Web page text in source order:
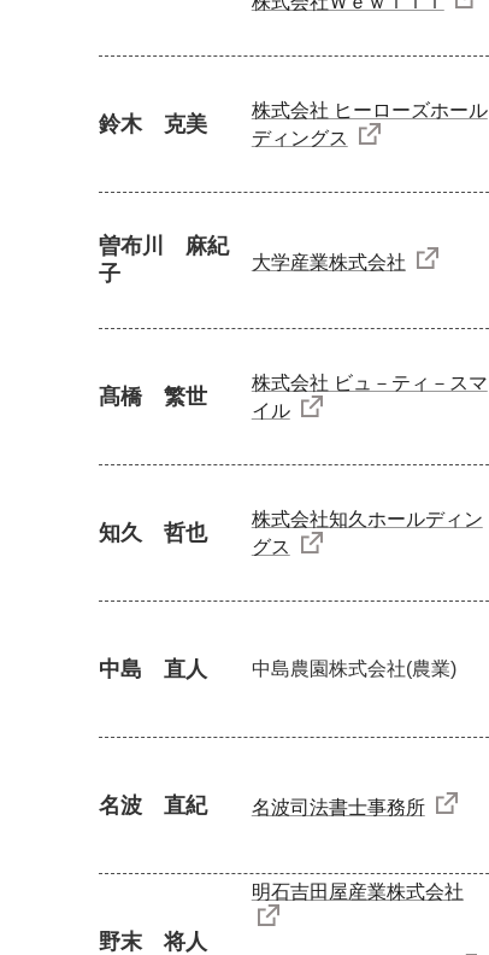
鈴木 克美
株式会社 ヒーローズホール
ディングス
曽布川 麻紀
子
大学産業株式会社
髙橋 繁世
株式会社 ビュ－ティ－スマ
イル
知久 哲也
株式会社知久ホールディン
グス
中島 直人 中島農園株式会社(農業)
名波 直紀 名波司法書士事務所
野末 将人
明石吉田屋産業株式会社